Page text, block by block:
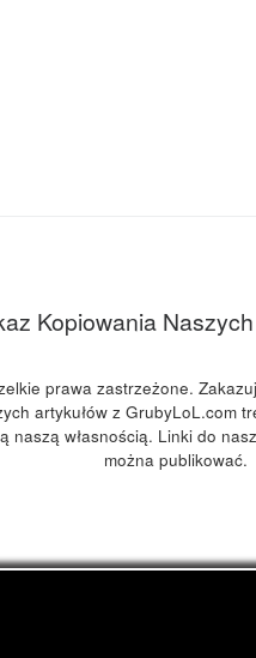
Kopiowania
prawa zastrzeżone.
artykułów z GrubyLoL.com
naszą własnością. Linki do
można publikować.
konopna i wiele innych.